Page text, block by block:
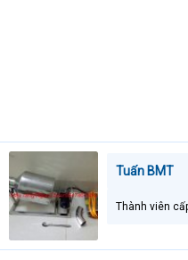
Tuấn BMT
Thành viên